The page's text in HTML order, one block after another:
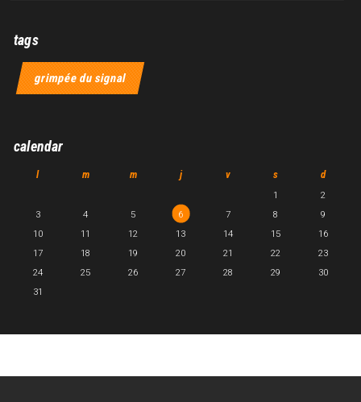
tags
grimpée du signal
calendar
l m m j v s d
1
2
3
4 5 6 7 8
9
10
11 12 13 14 15
16
17
18 19 20 21 22
23
24
25 26 27 28 29
30
31